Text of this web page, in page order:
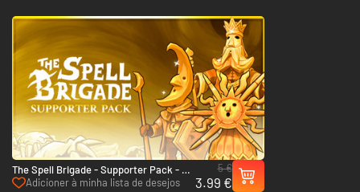
The Spell Brigade - Supporter Pack - PC
(Steam)
Adicioner à minha lista de desejos
5 €
3.99 €